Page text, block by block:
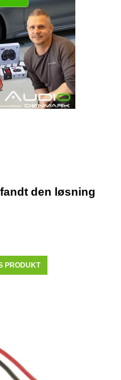
den løsning
PRODUKT